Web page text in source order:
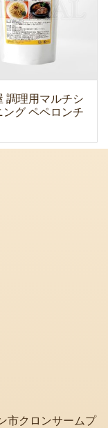
調理用マルチシ
ング ペペロンチ
市クロンサームプ